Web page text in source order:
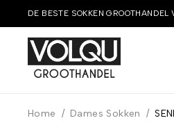
DE BESTE SOKKEN GROOTHANDEL
Home / Dames Sokken /